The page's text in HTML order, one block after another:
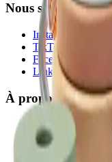
Nous suivre
Instagram
TikTok
Facebook
LinkedIn
À propos
Notre histoire
Équipe
Carrières